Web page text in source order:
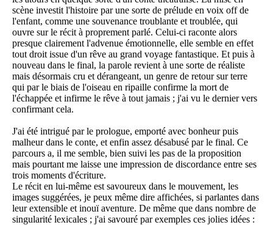
scène investit l'histoire par une sorte de prélude en voix off de
l'enfant, comme une souvenance troublante et troublée, qui
ouvre sur le récit à proprement parlé. Celui-ci raconte alors
presque clairement l'advenue émotionnelle, elle semble en effet
tout droit issue d'un rêve au grand voyage fantastique. Et puis à
nouveau dans le final, la parole revient à une sorte de réaliste
mais désormais cru et dérangeant, un genre de retour sur terre
qui par le biais de l'oiseau en ripaille confirme la mort de
l'échappée et infirme le rêve à tout jamais ; j'ai vu le dernier vers
confirmant cela.
J'ai été intrigué par le prologue, emporté avec bonheur puis
malheur dans le conte, et enfin assez désabusé par le final. Ce
parcours a, il me semble, bien suivi les pas de la proposition
mais pourtant me laisse une impression de discordance entre ses
trois moments d'écriture.
Le récit en lui-même est savoureux dans le mouvement, les
images suggérées, je peux même dire affichées, si parlantes dans
leur extensible et inouï aventure. De même que dans nombre de
singularité lexicales ; j'ai savouré par exemples ces jolies idées :